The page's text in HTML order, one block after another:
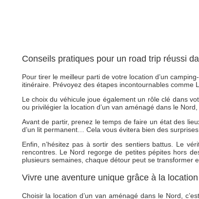
Conseils pratiques pour un road trip réussi
Pour tirer le meilleur parti de votre location d’un
itinéraire. Prévoyez des étapes incontournables
Le choix du véhicule joue également un rôle clé dans
ou privilégier la location d’un van aménagé dans le
Avant de partir, prenez le temps de faire un état des
d’un lit permanent… Cela vous évitera bien des
Enfin, n’hésitez pas à sortir des sentiers battus. Le
rencontres. Le Nord regorge de petites pépites hors
plusieurs semaines, chaque détour peut se transformer
Vivre une aventure unique grâce à la
Choisir la location d’un van aménagé dans le Nord,